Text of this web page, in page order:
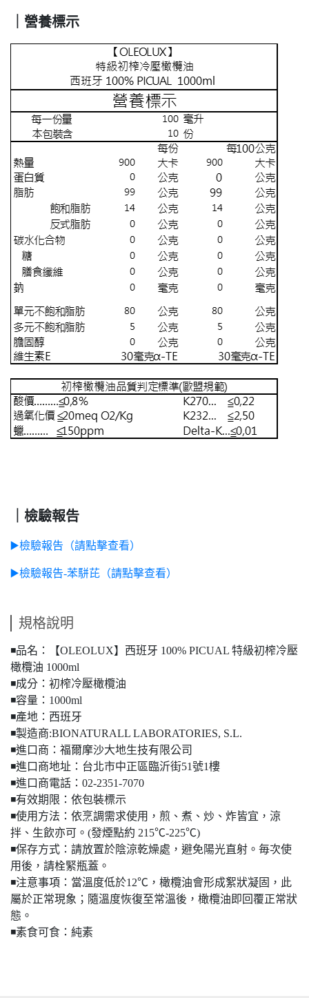
｜營養標示
｜檢驗報告
▶️檢驗報告（請點擊查看）
▶️檢驗報告-苯駢芘（請點擊查看）
規格說明
◾️品名：【OLEOLUX】西班牙 100% PICUAL 特級初榨冷壓
橄欖油 1000ml
◾️成分：初榨冷壓橄欖油
◾️容量：1000ml
◾️產地：西班牙
◾️製造商:BIONATURALL LABORATORIES, S.L.
◾️進口商：福爾摩沙大地生技有限公司
◾️進口商地址：台北市中正區臨沂街51號1樓
◾️進口商電話：02-2351-7070
◾️有效期限：依包裝標示
◾️使用方法：依烹調需求使用，煎、煮、炒、炸皆宜，涼
拌、生飲亦可。(發煙點約 215℃-225℃)
◾️保存方式：請放置於陰涼乾燥處，避免陽光直射。毎次使
⽤後，請栓緊瓶蓋。
◾️注意事項：當溫度低於12℃，橄欖油會形成絮狀凝固，此
屬於正常現象；隨溫度恢復至常溫後，橄欖油即回覆正常狀
態。
◾️素食可食：純素